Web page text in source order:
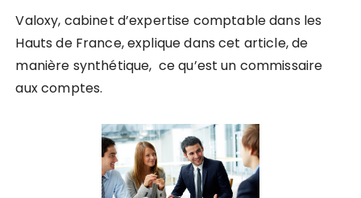
Valoxy, cabinet d’expertise comptable dans les
Hauts de France, explique dans cet article,de
manière synthétique, ce qu’est un commissaire
aux comptes.